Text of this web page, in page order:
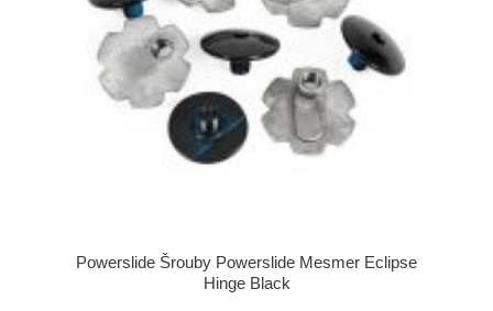
Powerslide Šrouby Powerslide Mesmer Eclipse
Hinge Black